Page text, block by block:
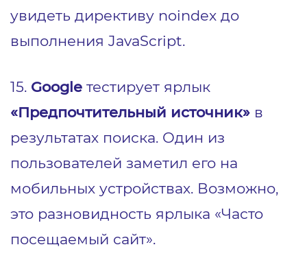
увидеть директиву noindex до
выполнения JavaScript.
15. Google тестирует ярлык
«Предпочтительный источник» в
результатах поиска. Один из
пользователей заметил его на
мобильных устройствах. Возможно,
это разновидность ярлыка «Часто
посещаемый сайт».